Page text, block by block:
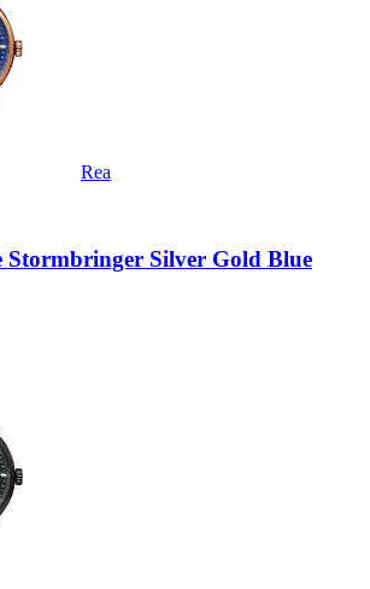
Rea
Silver Gold Blue